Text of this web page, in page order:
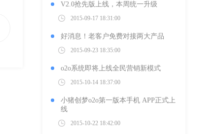
V2.0抢先版上线，本周统一升级
2015-09-17 18:31:00
好消息！老客户免费对接两大产品
2015-09-23 18:35:00
o2o系统即将上线全民营销新模式
2015-10-14 18:37:00
小猪创梦o2o第一版本手机 APP正式上
线
2015-10-22 18:42:00